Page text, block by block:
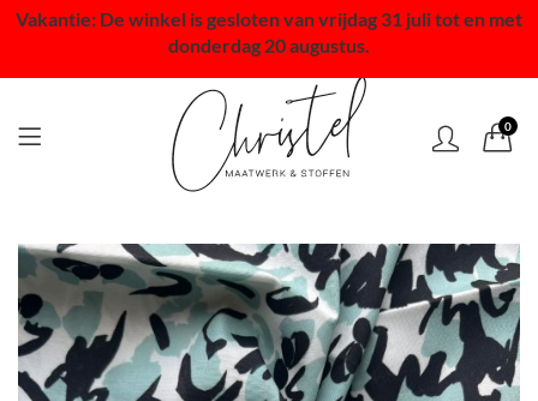
Vakantie: De winkel is gesloten van vrijdag 31 juli tot en met
donderdag 20 augustus.
0